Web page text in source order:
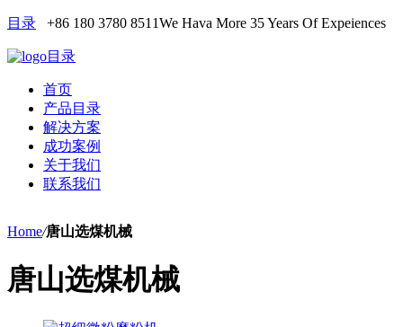
目录 +86 180 3780 8511We Hava More 35 Years Of Expeiences
目录
首页
产品目录
解决方案
成功案例
关于我们
联系我们
Home/唐山选煤机械
唐山选煤机械